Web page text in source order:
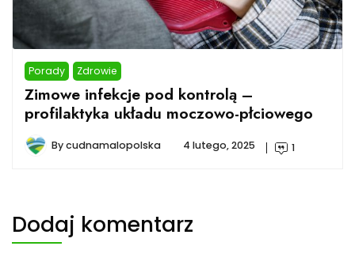
Porady Zdrowie
Zimowe infekcje pod kontrolą –
profilaktyka układu moczowo-płciowego
Bycudnamalopolska 4 lutego, 2025 1
Dodaj komentarz